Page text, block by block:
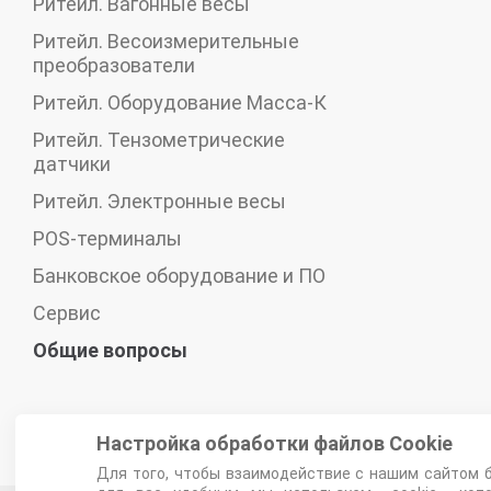
Ритейл. Весоизмерительные
преобразователи
Ритейл. Оборудование Масса-К
Ритейл. Тензометрические
датчики
Ритейл. Электронные весы
POS-терминалы
Банковское оборудование и ПО
Сервис
Общие вопросы
Настройка обработки файлов Сookie
Для того, чтобы взаимодействие с нашим сайтом